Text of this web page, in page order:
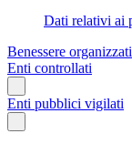
Dati relativi ai
Benessere
Enti controllati
Enti pubblici vigilati